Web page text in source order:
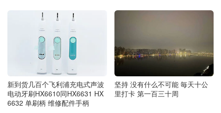
新到货几百个飞利浦充电式声波
电动牙刷HX6610同HX6631 HX
6632 单刷柄 维修配件手柄
坚持 没有什么不可能 毎天十公
里打卡 第一百三十周